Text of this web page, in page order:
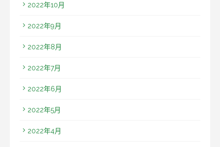
2022年10月
2022年9月
2022年8月
2022年7月
2022年6月
2022年5月
2022年4月